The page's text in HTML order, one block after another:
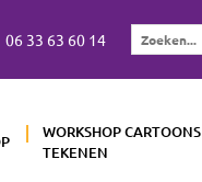
06 33 63 60 14
Zoeken...
WORKSHOP CARTOONS
TEKENEN